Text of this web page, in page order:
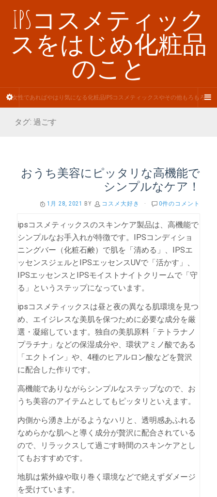
IPSコスメティック
スをはじめ化粧品
のこと
女性であればやはり気になる化粧品IPSコスメティックスやその他もろもろ
タグ: 過ごす
おうち美容にピッタリな高機能で
シンプルなケア！
1月 28, 2021 BY コスメ大好き · 0件のコメント
ipsコスメティックスのスキンケア製品は、高機能で
シンプルなお手入れが特徴です。IPSコンディショ
ニングバー（化粧石鹸）で肌を「清める」、IPSエ
ッセンスジェルとIPSエッセンスUVで「活かす」、
IPSエッセンスとIPSモイストナイトクリームで「守
る」というステップになっています。
ipsコスメティックスは昼と夜の異なる肌環境を見つ
め、エイジレスな美肌を保つために必要な成分を厳
選・凝縮しています。独自の美肌原料「テトラナノ
プラチナ」などの保湿成分や、環状アミノ酸である
「エクトイン」や、4種のヒアルロン酸などを贅沢
に配合した作りです。
高機能でありながらシンプルなステップなので、お
うち美容のアイテムとしてもピッタリといえます。
内側から湧き上がるようなハリと、透明感あふれる
なめらかな肌へと導く成分が贅沢に配合されている
ので、リラックスして過ごす時間のスキンケアとし
てもおすすめです。
地肌は紫外線や取り巻く環境などで絶えずダメージ
を受けています。